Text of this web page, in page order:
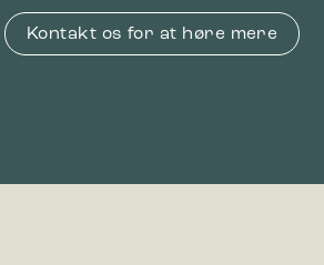
Kontakt os for at høre mere